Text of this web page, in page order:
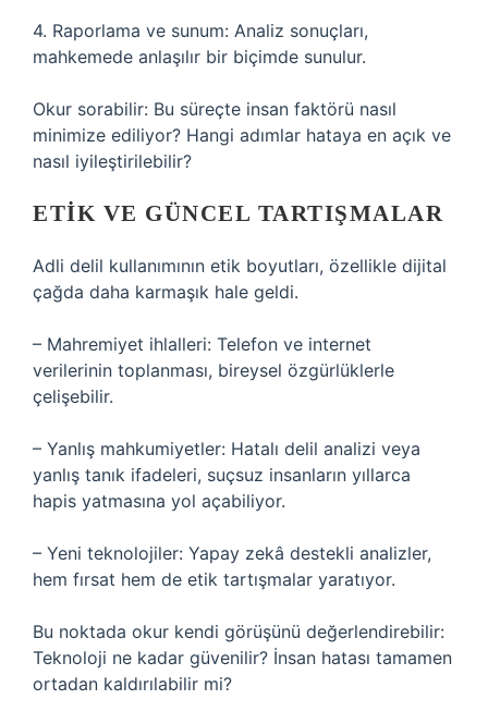
4. Raporlama ve sunum: Analiz sonuçları,
mahkemede anlaşılır bir biçimde sunulur.
Okur sorabilir: Bu süreçte insan faktörü nasıl
minimize ediliyor? Hangi adımlar hataya en açık ve
nasıl iyileştirilebilir?
ETIK VE GÜNCEL TARTIŞMALAR
Adli delil kullanımının etik boyutları, özellikle dijital
çağda daha karmaşık hale geldi.
– Mahremiyet ihlalleri: Telefon ve internet
verilerinin toplanması, bireysel özgürlüklerle
çelişebilir.
– Yanlış mahkumiyetler: Hatalı delil analizi veya
yanlış tanık ifadeleri, suçsuz insanların yıllarca
hapis yatmasına yol açabiliyor.
– Yeni teknolojiler: Yapay zekâ destekli analizler,
hem fırsat hem de etik tartışmalar yaratıyor.
Bu noktada okur kendi görüşünü değerlendirebilir:
Teknoloji ne kadar güvenilir? İnsan hatası tamamen
ortadan kaldırılabilir mi?